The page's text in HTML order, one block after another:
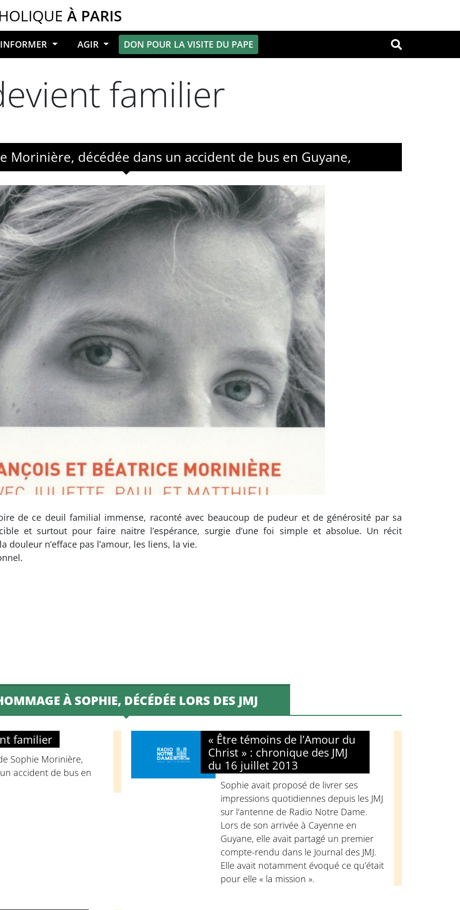
À PARIS
OK
AGIR DON POUR LA VISITE DU PAPE
familier
Morinière, décédée dans un accident de bus en Guyane,
de ce deuil familial immense, raconté avec beaucoup de pudeur et de générosité par sa
et surtout pour faire naitre l’espérance, surgie d’une foi simple et absolue. Un récit
n’efface pas l’amour, les liens, la vie.
À SOPHIE, DÉCÉDÉE LORS DES JMJ
familier
Sophie Morinière,
accident de bus en
« Être témoins de l’Amour du
Christ » : chronique des JMJ
du 16 juillet 2013
Sophie avait proposé de livrer ses
impressions quotidiennes depuis les JMJ
sur l'antenne de Radio Notre Dame.
Lors de son arrivée à Cayenne en
Guyane, elle avait partagé un premier
compte-rendu dans le Journal des JMJ.
Elle avait notamment évoqué ce qu’était
pour elle « la mission ».